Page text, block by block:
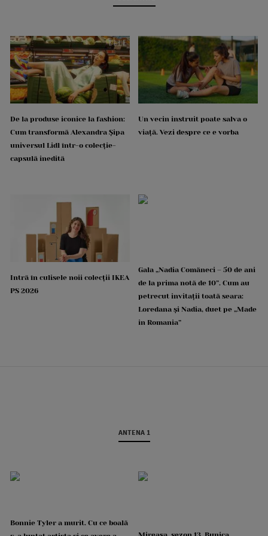
De la produse iconice la fashion:
Cum transformă Alexandra Șipa
universul Lidl într-o colecție-
capsulă inedită
Un vecin instruit poate salva o
viață. Vezi despre ce e vorba
Intră în culisele noii colecții IKEA
PS 2026
Gala „Nadia Comăneci – 50 de ani
de la prima notă de 10”. Cum au
petrecut invitații toată seara:
Loredana și Nadia, duet pe „Made
in Romania”
ANTENA 1
Bonnie Tyler a murit. Cu ce boală